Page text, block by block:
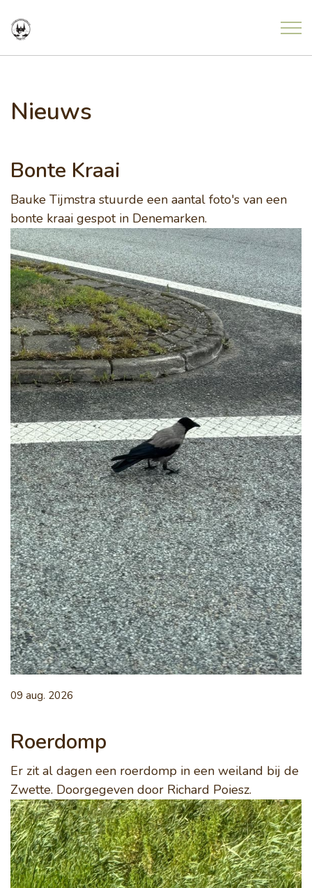
Nieuws
Meldingen uit de natuur
Agenda
Project Freonen fan de Greide
Contact
Nazorg en broedzorg
Vogelwacht
Help mee
Lid worden
Doneren
Nieuws
Bonte Kraai
Bauke Tijmstra stuurde een aantal foto's van een
bonte kraai gespot in Denemarken.
09 aug. 2026
Roerdomp
Er zit al dagen een roerdomp in een weiland bij de
Zwette. Doorgegeven door Richard Poiesz.